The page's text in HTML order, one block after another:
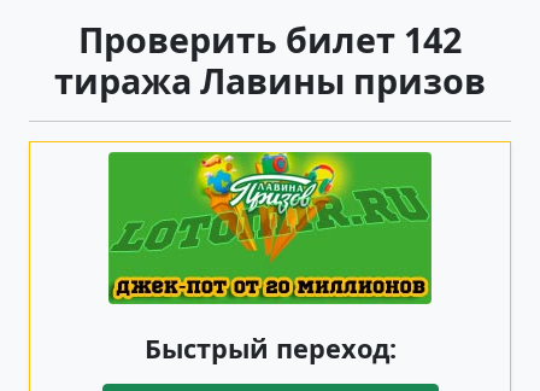
Проверить билет 142
тиража Лавины призов
Быстрый переход: